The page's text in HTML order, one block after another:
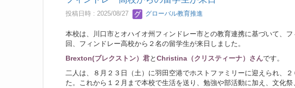
投稿日時 : 2025/08/27 グローバル教育推進
本校は、川口市とオハイオ州フィンドレー市との教育連携に基づいて、
回、フィンドレー高校から２名の留学生が来日しました。
Brexton(ブレクストン）君とChristina（クリスティーナ）さんです。
二人は、８月２３日（土）に羽田空港でホストファミリーに迎えられ、
た。これから１２月まで本校で生活を送り、勉強や部活動に加え、文化